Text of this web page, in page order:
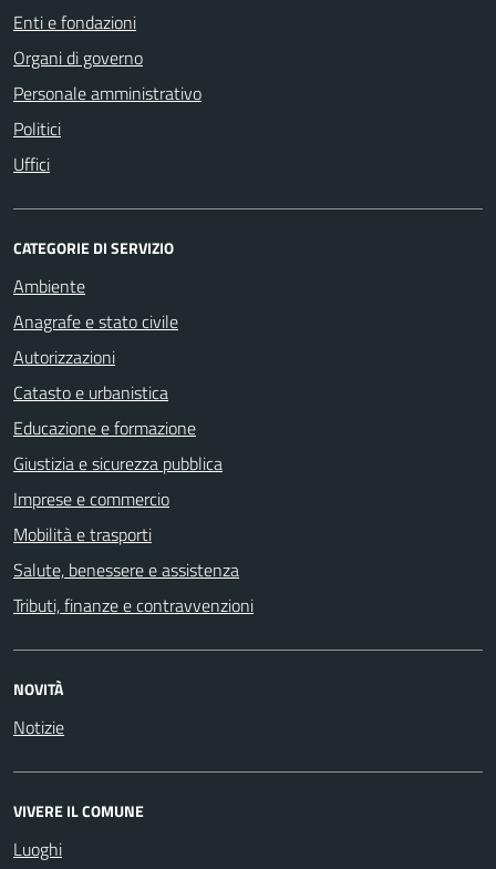
Enti e fondazioni
Organi di governo
Personale amministrativo
Politici
Uffici
CATEGORIE DI SERVIZIO
Ambiente
Anagrafe e stato civile
Autorizzazioni
Catasto e urbanistica
Educazione e formazione
Giustizia e sicurezza pubblica
Imprese e commercio
Mobilità e trasporti
Salute, benessere e assistenza
Tributi, finanze e contravvenzioni
NOVITÀ
Notizie
VIVERE IL COMUNE
Luoghi